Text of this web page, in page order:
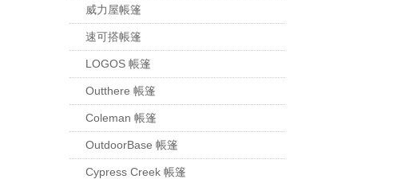
威力屋帳篷
速可搭帳篷
LOGOS 帳篷
Outthere 帳篷
Coleman 帳篷
OutdoorBase 帳篷
Cypress Creek 帳篷